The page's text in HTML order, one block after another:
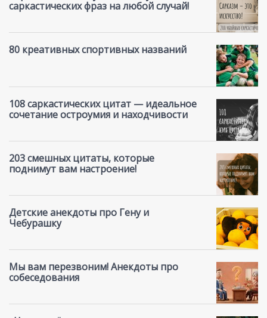
саркастических фраз на любой случай!
80 креативных спортивных названий
108 саркастических цитат — идеальное
сочетание остроумия и находчивости
203 смешных цитаты, которые
поднимут вам настроение!
Детские анекдоты про Гену и
Чебурашку
Мы вам перезвоним! Анекдоты про
собеседования